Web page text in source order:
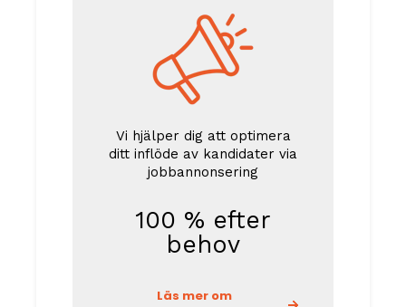
Vi hjälper dig att optimera
ditt inflöde av kandidater via
jobbannonsering
100 % efter
behov
Läs mer om